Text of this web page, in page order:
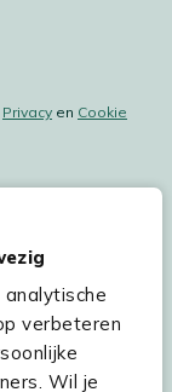
verbeteren
Wil je
Privacy en Cookie